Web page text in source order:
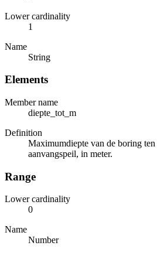
Lower cardinality
1
Name
String
Elements
Member name
diepte_tot_m
Definition
Maximumdiepte van de boring
aanvangspeil, in meter.
Range
Lower cardinality
0
Name
Number